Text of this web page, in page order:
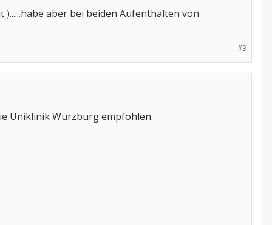
aber bei beiden Aufenthalten von
#3
Uniklinik Würzburg empfohlen.